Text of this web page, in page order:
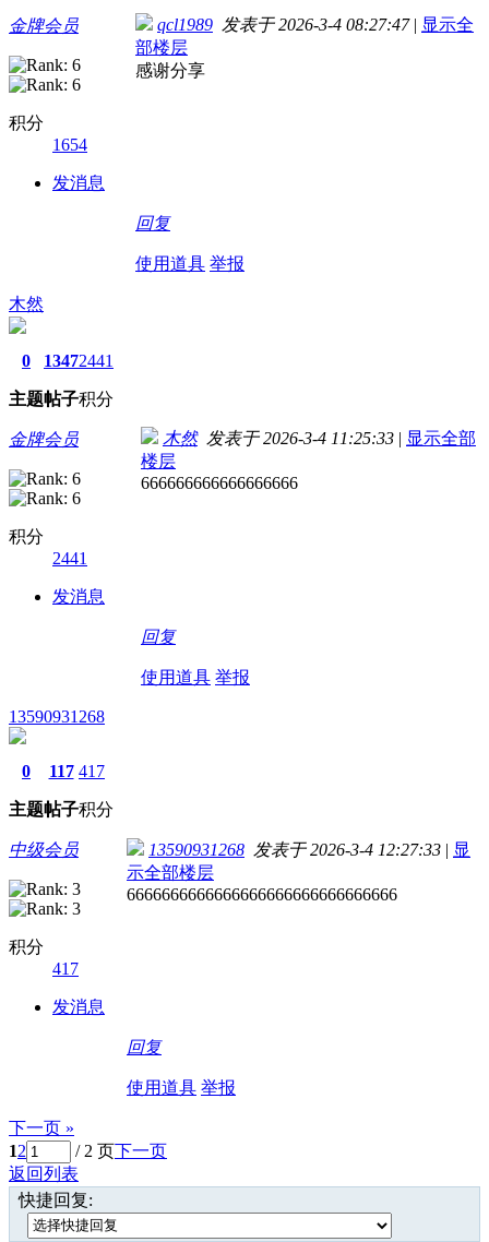
金牌会员
积分
1654
发消息
qcl1989 发表于 2026-3-4 08:27:47 | 显示全
部楼层
感谢分享
回复
使用道具 举报
木然
0
主题
1347
帖子
2441
积分
金牌会员
积分
2441
发消息
木然发表于 2026-3-4 11:25:33 | 显示全部
楼层
666666666666666666
回复
使用道具 举报
13590931268
0
主题
117
帖子
417
积分
中级会员
积分
417
发消息
13590931268 发表于 2026-3-4 12:27:33 | 显
示全部楼层
6666666666666666666666666666666
回复
使用道具 举报
下一页 »
12 / 2 页下一页
返回列表
快捷回复: